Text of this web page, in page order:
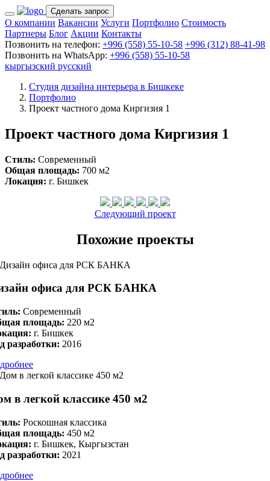
Сделать запрос
О компании Вакансии Услуги Портфолио Стоимость
Партнеры Блог Акции Контакты
Позвонить на телефон: +996 (558) 55-10-58 +996 (312) 88-41-98
Позвонить на WhatsApp: +996 (558) 55-10-58
кыргызский русский
Студия дизайна интерьера в Бишкеке
Портфолио
Проект частного дома Киргизия 1
Проект частного дома Киргизия 1
Стиль: Современный
Общая площадь: 700 м2
Локация: г. Бишкек
Следующий проект
Похожие проекты
офиса для РСК БАНКА
Современный
площадь: 220 м2
г. Бишкек
разработки: 2016
в легкой классике 450 м2
Роскошная классика
площадь: 450 м2
г. Бишкек, Кыргызстан
разработки: 2021